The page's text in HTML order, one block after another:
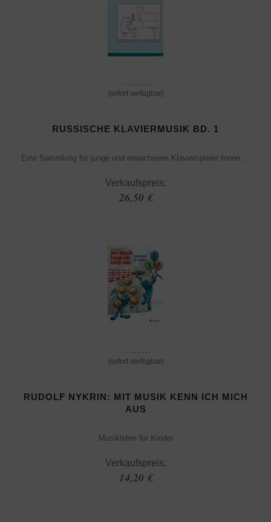
[sofort verfügbar]
RUSSISCHE KLAVIERMUSIK BD. 1
Eine Sammlung für junge und erwachsene Klavierspieler:Innen ...
Verkaufspreis:
26,50 €
[sofort verfügbar]
RUDOLF NYKRIN: MIT MUSIK KENN ICH MICH
AUS
Musiklehre für Kinder
Verkaufspreis:
14,20 €